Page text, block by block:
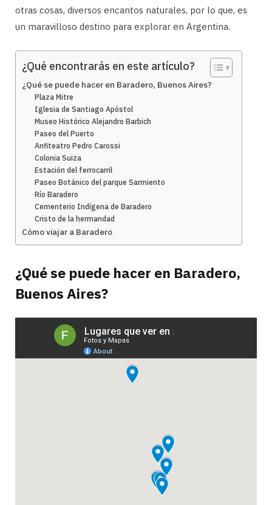
otras cosas, diversos encantos naturales, por lo que, es
un maravilloso destino para explorar en Argentina.
¿Qué encontrarás en este artículo?
¿Qué se puede hacer en Baradero, Buenos Aires?
Plaza Mitre
Iglesia de Santiago Apóstol
Museo Histórico Alejandro Barbich
Paseo del Puerto
Anfiteatro Pedro Carossi
Colonia Suiza
Estación del ferrocarril
Paseo Botánico del parque Sarmiento
Río Baradero
Cementerio Indígena de Baradero
Cristo de la hermandad
Cómo viajar a Baradero
¿Qué se puede hacer en Baradero,
Buenos Aires?